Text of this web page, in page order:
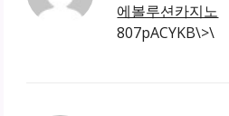
에볼루션카지노
807pACYKB\>\